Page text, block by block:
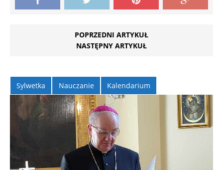
POPRZEDNI ARTYKUŁ
NASTĘPNY ARTYKUŁ
Sylwetka Nauczanie Kalendarium